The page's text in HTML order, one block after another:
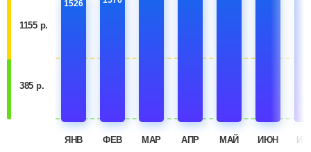
1155 р.
385 р.
1526
ЯНВ ФЕВ МАР АПР МАЙ ИЮН